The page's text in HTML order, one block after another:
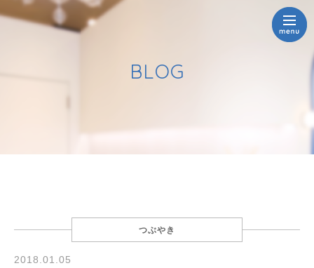
BLOG
つぶやき
2018.01.05